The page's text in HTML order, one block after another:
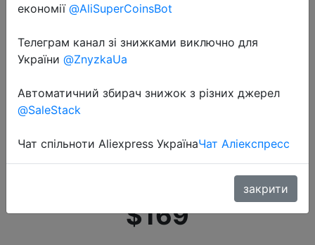
2022-08-03
POWERWIN PWS100 складная
солнечная панель 100 Вт ETFE
водостойкая высокая
регулятор напряжения для
путешествий/RV/кемпинг�…
$169
економії @AliSuperCoinsBot
Телеграм канал зі знижками виключно для
України @ZnyzkaUa
Автоматичний збирач знижок з різних джерел
@SaleStack
Чат спільноти Aliexpress УкраїнаЧат Аліекспресс
закрити